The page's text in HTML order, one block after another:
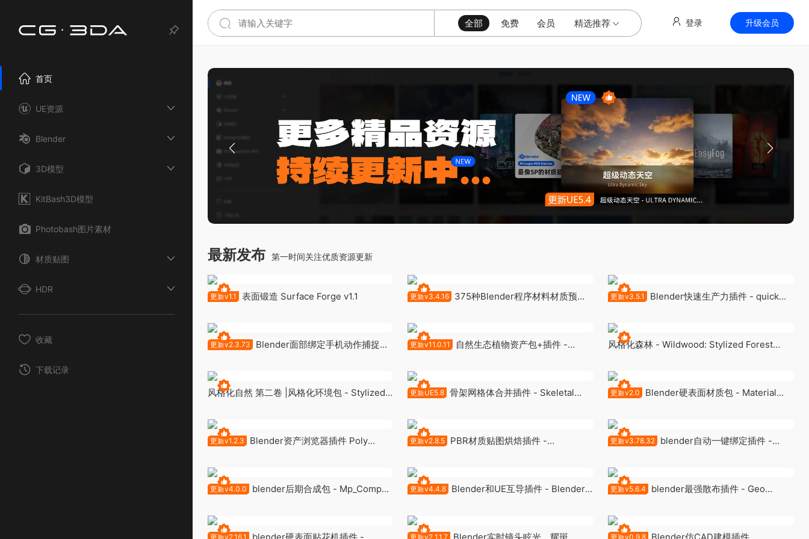
全部 免费 会员 精选推荐 登录 升级会员
首页
UE资源
Blender
3D模型
KitBash3D模型
Photobash图片素材
材质贴图
HDR
收藏
下载记录
最新发布 第一时间关注优质资源更新
更新v1.1 表面锻造 Surface Forge v1.1 更新v3.4.16
375种Blender程序材料材质预设
更新v3.5.1
Blender快速生产力插件 - quick
更新v2.3.73
Blender面部绑定手机动作捕捉插
更新v11.0.11
自然生态植物资产包+插件 -
风格化森林 - Wildwood: Stylized Forest
Biome)
风格化自然 第二卷 |风格化环境包 - Stylized
更新UE5.8
骨架网格体合并插件 - Skeletal
更新v2.0
Blender硬表面材质包 - Material
更新v1.2.3
Blender资产浏览器插件 Poly
更新v2.8.5
PBR材质贴图烘焙插件 -
更新v3.78.32
blender自动一键绑定插件 -
更新v4.0.0
blender后期合成包 - Mp_Comp
更新v4.4.8
Blender和UE互导插件 - Blender
更新v5.6.4
blender最强散布插件 - Geo
更新v2.16.1 更新v2 1.1.7 更新v0.9.8